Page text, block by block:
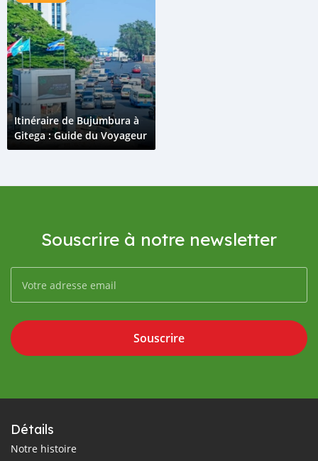
Itinéraire de Bujumbura à
Gitega : Guide du Voyageur
Souscrire à notre newsletter
Souscrire
Détails
Notre histoire